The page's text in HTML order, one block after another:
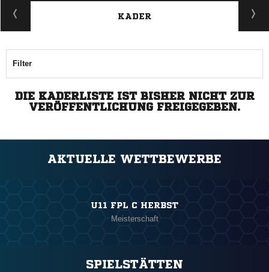
KADER
Filter
DIE KADERLISTE IST BISHER NICHT ZUR
VERÖFFENTLICHUNG FREIGEGEBEN.
AKTUELLE WETTBEWERBE
U11 FPL C HERBST
Meisterschaft
SPIELSTÄTTEN